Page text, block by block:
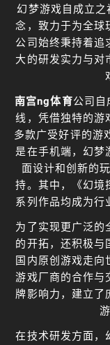
幻梦游戏自成立之
念，致力于为全球
公司始终秉持着追
大的研发实力与对
南宫ng体育公司自
线，凭借独特的游
多款广受好评的游
是在手机端，幻梦
面设计和创新的
持。其中，《幻境
系列作品均成为行
为了实现更广泛的
的开拓，还积极与
国内原创游戏走向
游戏厂商的合作与
牌影响力，建立了
在技术研发方面，